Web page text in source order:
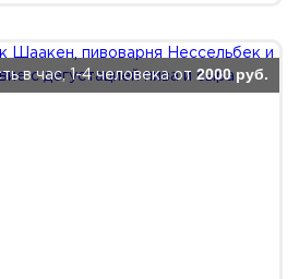
в час, 1-4 человека от 2000 руб.